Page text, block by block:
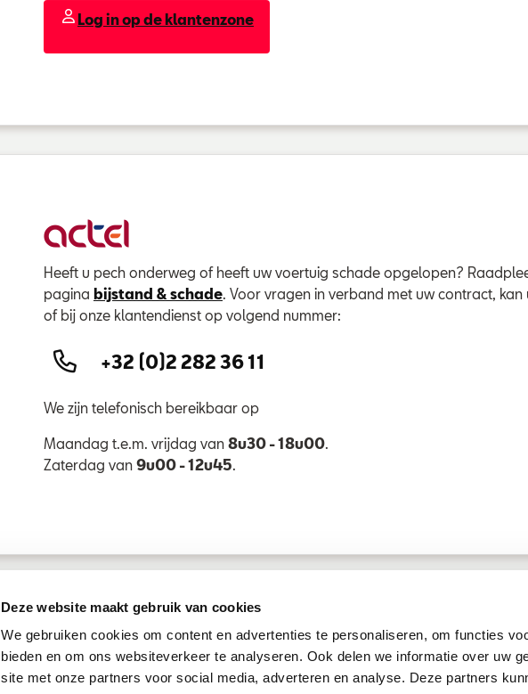
Deze website maakt gebruik van cookies
We gebruiken cookies om content en advertenties te personaliseren, om functies
bieden en om ons websiteverkeer te analyseren. Ook delen we informatie over uw
site met onze partners voor social media, adverteren en analyse. Deze partners
Log in op de klantenzone
Heeft u pech onderweg of heeft uw voertuig schade opgelopen?
pagina bijstand & schade. Voor vragen in verband met uw contract, kan
of bij onze klantendienst op volgend nummer:
+32 (0)2 282 36 11
We zijn telefonisch bereikbaar op
Maandag t.e.m. vrijdag van 8u30 - 18u00.
Zaterdag van 9u00 - 12u45.